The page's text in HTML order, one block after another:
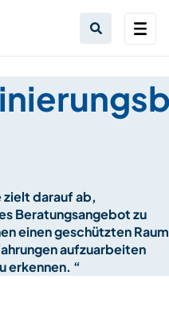
darauf ab,
Beratungsangebot zu
einen geschützten Raum
aufzuarbeiten
erkennen. “